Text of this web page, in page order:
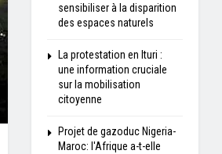
sensibiliser à la disparition
des espaces naturels
La protestation en Ituri :
une information cruciale
sur la mobilisation
citoyenne
Projet de gazoduc Nigeria-
Maroc: l'Afrique a-t-elle